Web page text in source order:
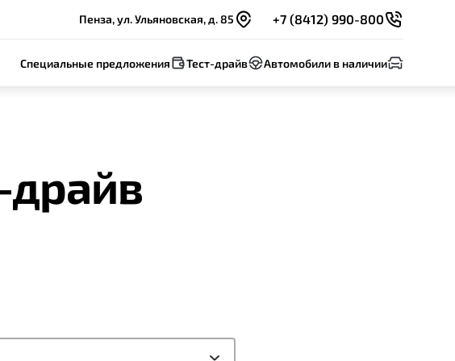
Пенза, ул. Ульяновская, д. 85 +7 (8412) 990-800
Специальные предложения Тест-драйв Автомобили в наличии
драйв